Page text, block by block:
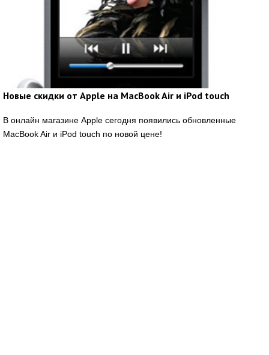
Новые скидки от Apple на MacBook Air и iPod touch
В онлайн магазине Apple сегодня появились обновленные
MacBook Air и iPod touch по новой цене!